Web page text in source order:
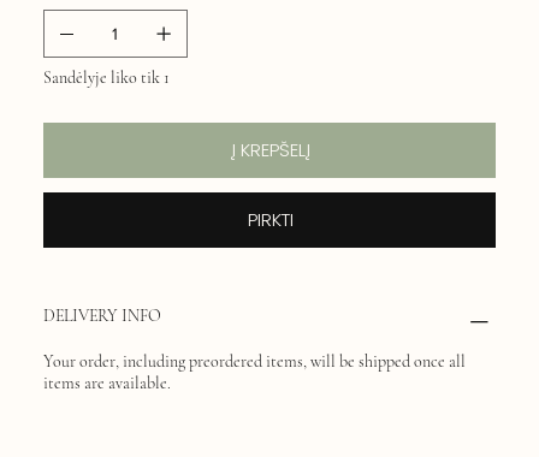
Sandėlyje liko tik 1
Į KREPŠELĮ
PIRKTI
DELIVERY INFO
Your order, including preordered items, will be shipped once all
items are available.